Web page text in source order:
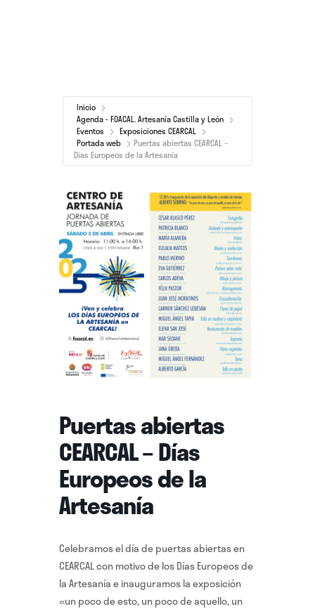
Inicio
Agenda - FOACAL. Artesanía Castilla y León
Eventos
Exposiciones CEARCAL
Portada web
Puertas abiertas CEARCAL –
Días Europeos de la Artesanía
Puertas abiertas
CEARCAL – Días
Europeos de la
Artesanía
Celebramos el día de puertas abiertas en
CEARCAL con motivo de los Días Europeos de
la Artesanía e inauguramos la exposición
«un poco de esto, un poco de aquello, un